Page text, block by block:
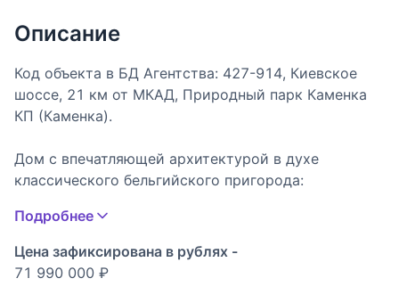
Описание
Код объекта в БД Агентства: 427-914, Киевское
шоссе, 21 км от МКАД, Природный парк Каменка
КП (Каменка).
Дом с впечатляющей архитектурой в духе
классического бельгийского пригорода:
фигурными фронтонами, декоративные дымоходы,
фасад облицован голландским кирпичом ручной
формовки со светлым обрамлением окон; сами
Подробнее
Цена зафиксирована в рублях -
71 990 000 ₽